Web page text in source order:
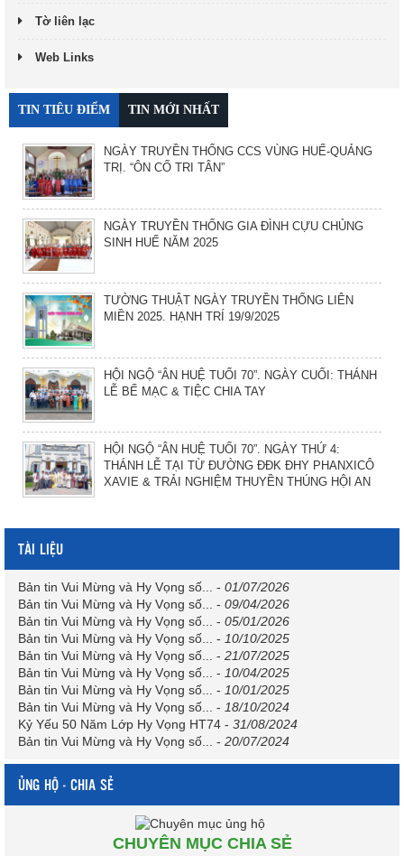
Tờ liên lạc
Web Links
TIN TIÊU ĐIỂM TIN MỚI NHẤT
NGÀY TRUYỀN THỐNG CCS VÙNG HUẾ-QUẢNG
TRỊ. “ÔN CỐ TRI TÂN”
NGÀY TRUYỀN THỐNG GIA ĐÌNH CỰU CHỦNG
SINH HUẾ NĂM 2025
TƯỜNG THUẬT NGÀY TRUYỀN THỐNG LIÊN
MIỀN 2025. HẠNH TRÍ 19/9/2025
HỘI NGỘ “ÂN HUỆ TUỔI 70”. NGÀY CUỐI: THÁNH
LỄ BẾ MẠC & TIỆC CHIA TAY
HỘI NGỘ “ÂN HUỆ TUỔI 70”. NGÀY THỨ 4:
THÁNH LỄ TẠI TỪ ĐƯỜNG ĐĐK ĐHY PHANXICÔ
XAVIE & TRẢI NGHIỆM THUYỀN THÚNG HỘI AN
TÀI LIỆU
Bản tin Vui Mừng và Hy Vọng số... - 01/07/2026
Bản tin Vui Mừng và Hy Vọng số... - 09/04/2026
Bản tin Vui Mừng và Hy Vọng số... - 05/01/2026
Bản tin Vui Mừng và Hy Vọng số... - 10/10/2025
Bản tin Vui Mừng và Hy Vọng số... - 21/07/2025
Bản tin Vui Mừng và Hy Vọng số... - 10/04/2025
Bản tin Vui Mừng và Hy Vọng số... - 10/01/2025
Bản tin Vui Mừng và Hy Vọng số... - 18/10/2024
Kỷ Yếu 50 Năm Lớp Hy Vọng HT74 - 31/08/2024
Bản tin Vui Mừng và Hy Vọng số... - 20/07/2024
ỦNG HỘ - CHIA SẺ
CHUYÊN MỤC CHIA SẺ